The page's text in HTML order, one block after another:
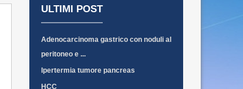
ULTIMI POST
Adenocarcinoma gastrico con noduli al
peritoneo e ...
Ipertermia tumore pancreas
HCC